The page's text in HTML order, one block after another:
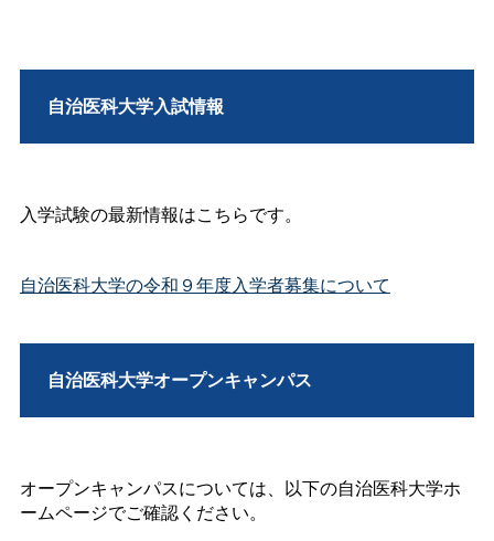
自治医科大学入試情報
入学試験の最新情報はこちらです。
自治医科大学の令和９年度入学者募集について
自治医科大学オープンキャンパス
オープンキャンパスについては、以下の自治医科大学ホ
ームページでご確認ください。